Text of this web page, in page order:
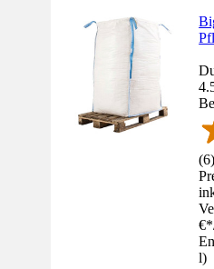
(6)
€*
l)